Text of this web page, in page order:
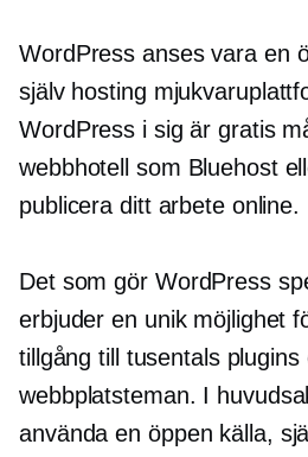
WordPress anses vara en
själv hosting
WordPress i sig är gratis
webbhotell som Bluehost
publicera ditt arbete online.
Det som gör WordPress
erbjuder en unik möjlighet
tillgång till tusentals plugins
webbplatsteman. I
använda en öppen källa,